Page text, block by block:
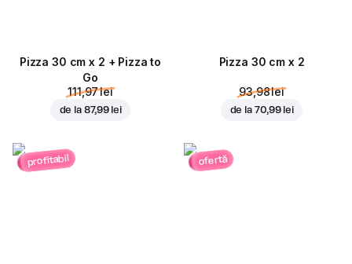
Pizza 30 cm x 2 + Pizza to
Go
111,97 lei
de la 87,99 lei
Pizza 30 cm x 2
93,98 lei
de la 70,99 lei
profitabil ofertă